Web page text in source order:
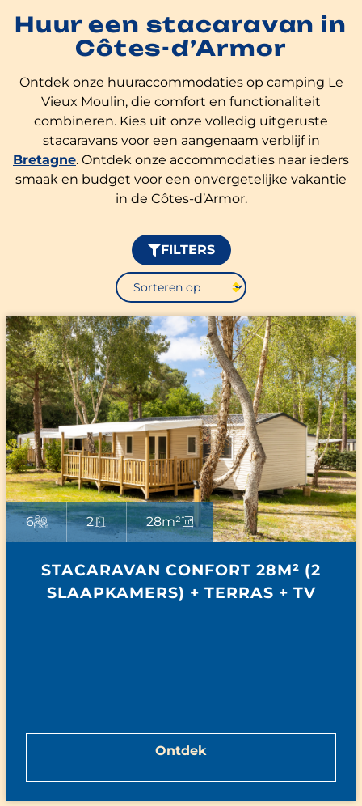
Huur een stacaravan in
Côtes-d’Armor
Ontdek onze huuraccommodaties op camping Le
Vieux Moulin, die comfort en functionaliteit
combineren. Kies uit onze volledig uitgeruste
stacaravans voor een aangenaam verblijf in
Bretagne. Ontdek onze accommodaties naar ieders
smaak en budget voor een onvergetelijke vakantie
in de Côtes-d’Armor.
FILTERS
6 2 28m²
STACARAVAN CONFORT 28M² (2
SLAAPKAMERS) + TERRAS + TV
Ontdek